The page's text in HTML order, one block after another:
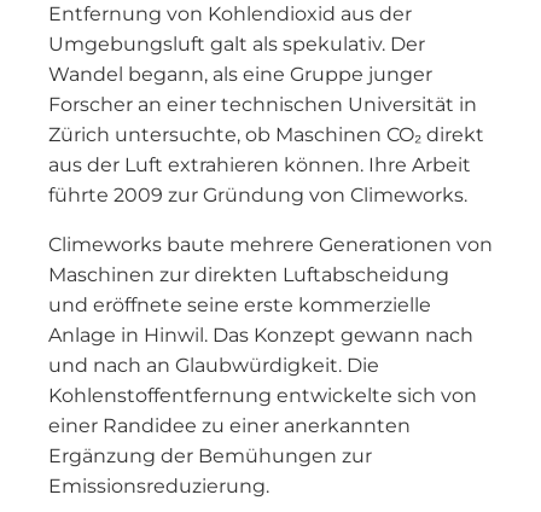
Entfernung von Kohlendioxid aus der
Umgebungsluft galt als spekulativ. Der
Wandel begann, als eine Gruppe junger
Forscher an einer technischen Universität in
Zürich untersuchte, ob Maschinen CO₂ direkt
aus der Luft extrahieren können. Ihre Arbeit
führte 2009 zur Gründung von Climeworks.
Climeworks baute mehrere Generationen von
Maschinen zur direkten Luftabscheidung
und eröffnete seine erste kommerzielle
Anlage in Hinwil. Das Konzept gewann nach
und nach an Glaubwürdigkeit. Die
Kohlenstoffentfernung entwickelte sich von
einer Randidee zu einer anerkannten
Ergänzung der Bemühungen zur
Emissionsreduzierung.